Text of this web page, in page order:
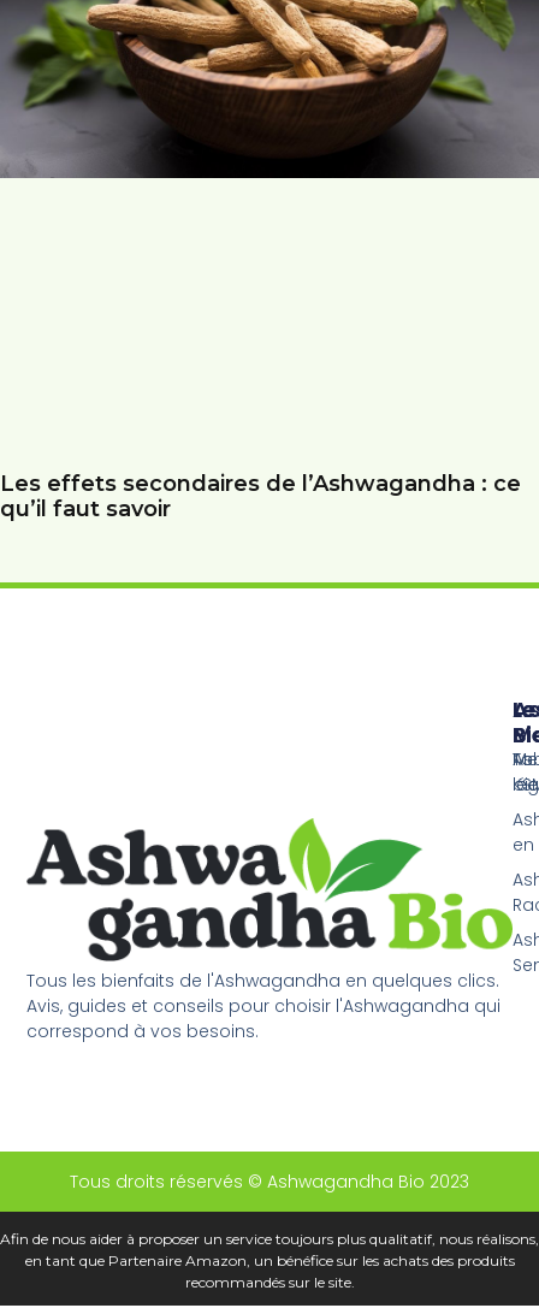
Les effets secondaires de l’Ashwagandha : ce
qu’il faut savoir
Tous les bienfaits de l'Ashwagandha en quelques clics.
Avis, guides et conseils pour choisir l'Ashwagandha qui
correspond à vos besoins.
en
Tous droits réservés © Ashwagandha Bio 2023
Afin de nous aider à proposer un service toujours plus qualitatif, nous réalisons,
en tant que Partenaire Amazon, un bénéfice sur les achats des produits
recommandés sur le site.